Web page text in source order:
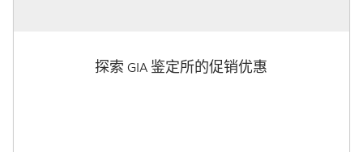
探索 GIA 鉴定所的促销优惠